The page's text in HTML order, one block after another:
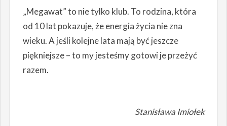
„Megawat” to nie tylko klub. To rodzina, która
od 10 lat pokazuje, że energia życia nie zna
wieku. A jeśli kolejne lata mają być jeszcze
piękniejsze – to my jesteśmy gotowi je przeżyć
razem.
Stanisława Imiołek